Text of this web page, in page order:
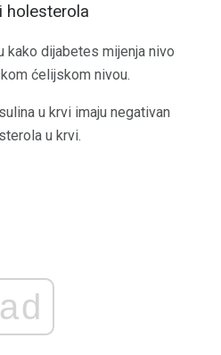
holesterola
kako dijabetes mijenja nivo
ćelijskom nivou.
u krvi imaju negativan
u krvi.
ad